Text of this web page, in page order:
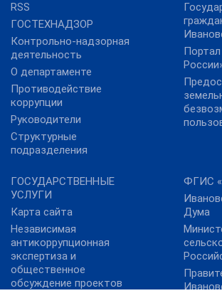
RSS
ГОСТЕХНАДЗОР
Контрольно-надзорная
деятельность
О департаменте
Противодействие
коррупции
Руководители
Структурные
подразделения
ГОСУДАРСТВЕННЫЕ
УСЛУГИ
Карта сайта
Независимая
антикоррупционная
экспертиза и
общественное
обсуждение проектов
ФГИС
Дума